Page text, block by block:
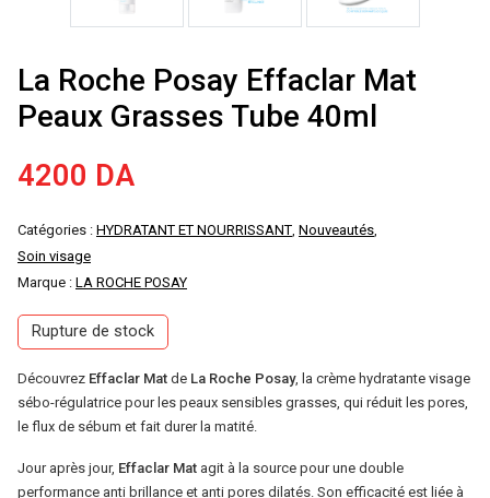
La Roche Posay Effaclar Mat
Peaux Grasses Tube 40ml
4200 DA
Catégories : HYDRATANT ET NOURRISSANT, Nouveautés,
Soin visage
Marque : LA ROCHE POSAY
Rupture de stock
Découvrez Effaclar Mat de La Roche Posay, la crème hydratante visage
sébo-régulatrice pour les peaux sensibles grasses, qui réduit les pores,
le flux de sébum et fait durer la matité.
Jour après jour, Effaclar Mat agit à la source pour une double
performance anti brillance et anti pores dilatés. Son efficacité est liée à